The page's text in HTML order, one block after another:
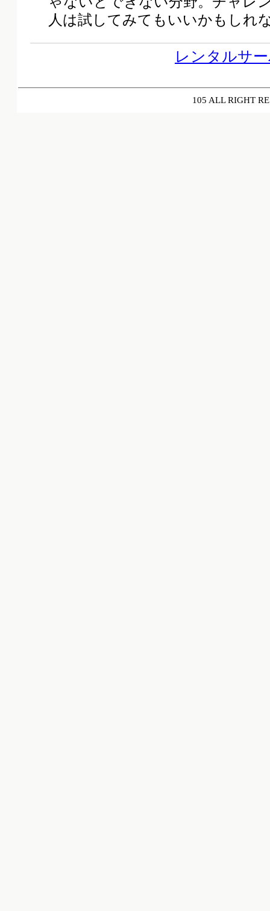
人は試してみてもいいかもしれ
レンタルサ
105 ALL RIGHT